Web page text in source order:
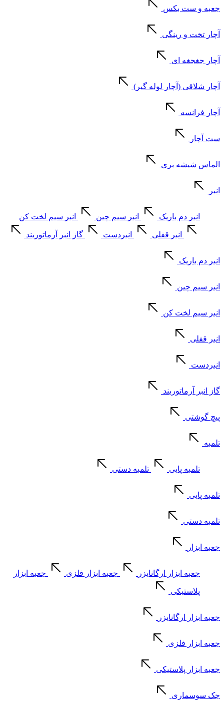
جعبه و ست بکس
آچار تخت و رینگی
آچار جغجغه ای
آچار شلاقی (آچار لوله گیر)
آچار فرانسه
ست آچار
الماس شیشه بری
انبر
انبر دم باریک انبر سیم چین انبر سیم لخت کن
انبر قفلی انبردست گاز انبر آرماتوربند
انبر دم باریک
انبر سیم چین
انبر سیم لخت کن
انبر قفلی
انبردست
گاز انبر آرماتوربند
پیچ گوشتی
تلمبه
تلمبه پایی تلمبه دستی
تلمبه پایی
تلمبه دستی
جعبه ابزار
جعبه ابزار ارگانایزر جعبه ابزار فلزی جعبه ابزار
پلاستیکی
جعبه ابزار ارگانایزر
جعبه ابزار فلزی
جعبه ابزار پلاستیکی
جک سوسماری